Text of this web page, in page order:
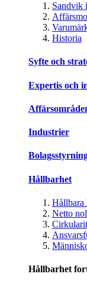
Sandvik
Historia
Syfte och
Expertis och
Industrier
Hållbarhet
Hållbara
Netto
Hållbarhet